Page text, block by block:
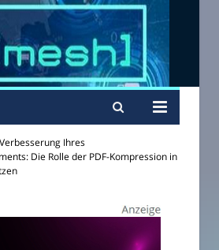
Verbesserung Ihres
Die Rolle der PDF-Kompression in